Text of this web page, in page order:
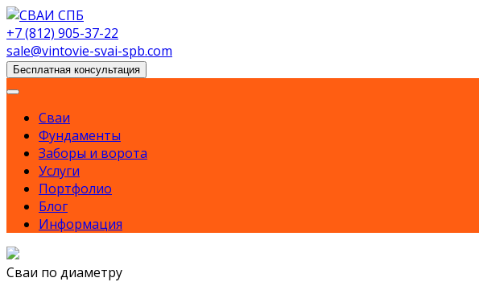
Skip
to
content
+7 (812) 905-37-22
sale@vintovie-svai-spb.com
Бесплатная консультация
Сваи
Фундаменты
Заборы и ворота
Услуги
Портфолио
Блог
Информация
Сваи по диаметру